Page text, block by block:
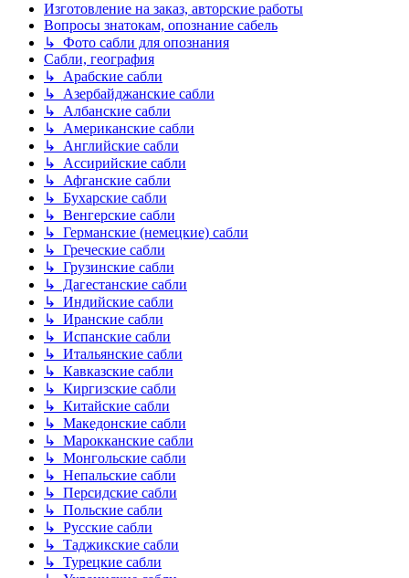
Изготовление на заказ, авторские работы
Вопросы знатокам, опознание сабель
↳ Фото сабли для опознания
Сабли, география
↳ Арабские сабли
↳ Азербайджанские сабли
↳ Албанские сабли
↳ Американские сабли
↳ Английские сабли
↳ Ассирийские сабли
↳ Афганские сабли
↳ Бухарские сабли
↳ Венгерские сабли
↳ Германские (немецкие) сабли
↳ Греческие сабли
↳ Грузинские сабли
↳ Дагестанские сабли
↳ Индийские сабли
↳ Иранские сабли
↳ Испанские сабли
↳ Итальянские сабли
↳ Кавказские сабли
↳ Киргизские сабли
↳ Китайские сабли
↳ Македонские сабли
↳ Марокканские сабли
↳ Монгольские сабли
↳ Непальские сабли
↳ Персидские сабли
↳ Польские сабли
↳ Русские сабли
↳ Таджикские сабли
↳ Турецкие сабли